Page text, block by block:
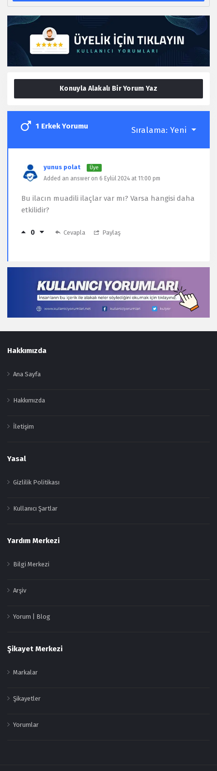
Konuyla Alakalı Bir Yorum Yaz
1 Erkek Yorumu Sıralama: Yeni
yunus polat Üye
Added an answer on 6 Eylül 2024 at 11:00 pm
Bu ilacın muadili ilaçlar var mı? Varsa hangisi daha
etkilidir?
0 Cevapla Paylaş
Footer
Hakkımızda
Ana Sayfa
Hakkımızda
İletişim
Yasal
Gizlilik Politikası
Kullanıcı Şartlar
Yardım Merkezi
Bilgi Merkezi
Arşiv
Yorum | Blog
Şikayet Merkezi
Markalar
Şikayetler
Yorumlar